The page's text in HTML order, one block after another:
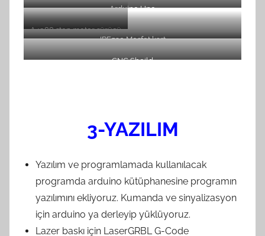
Arduino Uno
A4988 step motor sürücü
IRF520 Mosfet kart
CNC Sheild
3-YAZILIM
Yazılım ve programlamada kullanılacak
programda arduino kütüphanesine programın
yazılımını ekliyoruz. Kumanda ve sinyalizasyon
için arduino ya derleyip yüklüyoruz.
Lazer baskı için LaserGRBL G-Code